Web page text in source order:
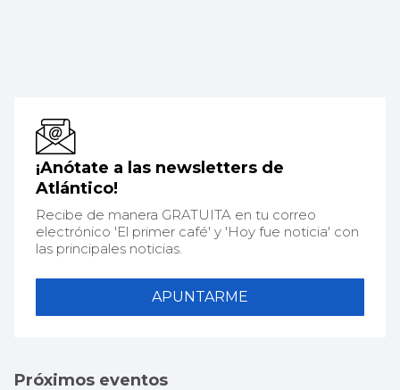
¡Anótate a las newsletters de
Atlántico!
Recibe de manera GRATUITA en tu correo
electrónico 'El primer café' y 'Hoy fue noticia' con
las principales noticias.
APUNTARME
Próximos eventos